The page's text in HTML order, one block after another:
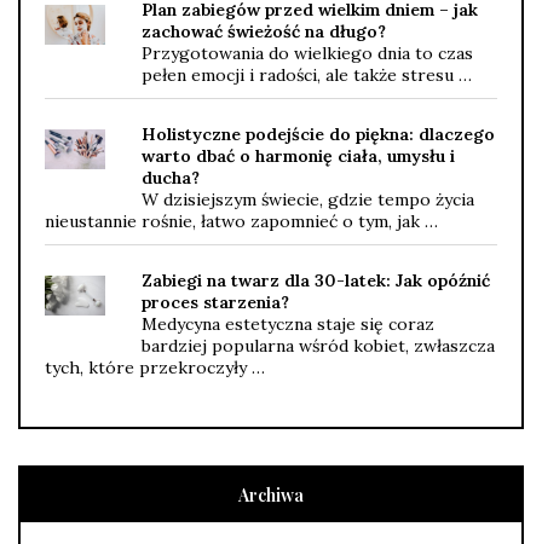
Plan zabiegów przed wielkim dniem – jak
zachować świeżość na długo?
Przygotowania do wielkiego dnia to czas
pełen emocji i radości, ale także stresu …
Holistyczne podejście do piękna: dlaczego
warto dbać o harmonię ciała, umysłu i
ducha?
W dzisiejszym świecie, gdzie tempo życia
nieustannie rośnie, łatwo zapomnieć o tym, jak …
Zabiegi na twarz dla 30-latek: Jak opóźnić
proces starzenia?
Medycyna estetyczna staje się coraz
bardziej popularna wśród kobiet, zwłaszcza
tych, które przekroczyły …
Archiwa